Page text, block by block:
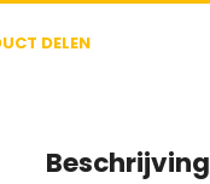
DELEN
Beschrijving